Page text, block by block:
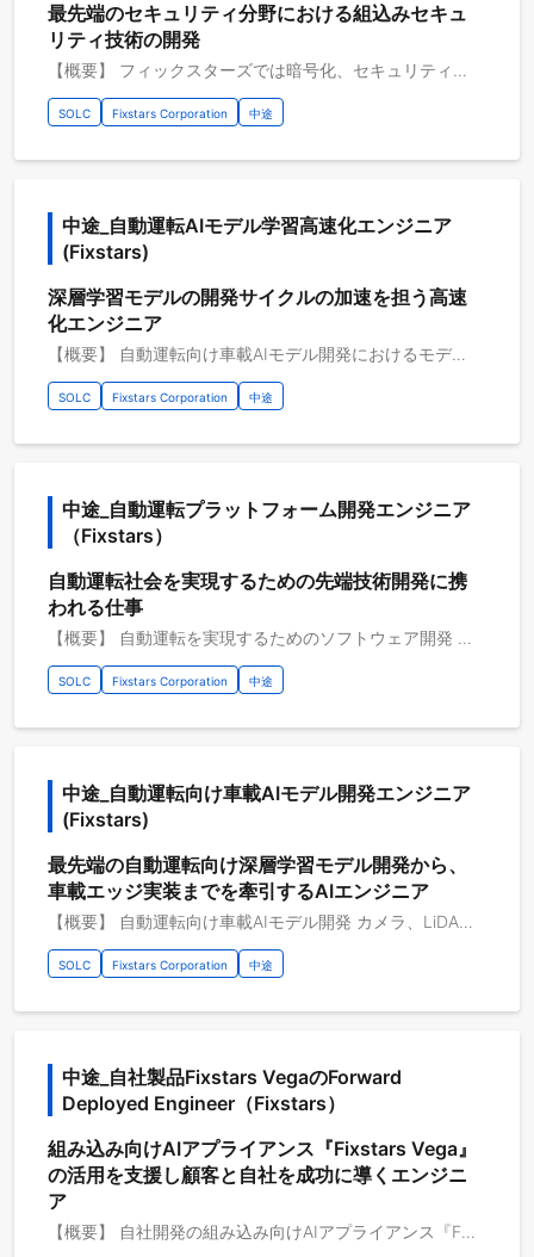
最先端のセキュリティ分野における組込みセキュ
リティ技術の開発
【概要】 フィックスターズでは暗号化、セキュリティプラットフォームの開発、高速化をしております。この新規アルゴリズム実装及びシステム開発を行っています。このプロジェクトを通じて最適なハードウェアアクセラレータの提案、開発を行っております。 【具体的な職務内容】 ・脅威モデリング、セキュリティ要件定義、POSIX準拠OS環境構築開発 ・TEE実装、評価 ・多層分離環境構築 ・カーネル実装、ドライバ、ファイルシステムの実装、高速化 【従事すべき業務の変更の範囲】 会社の定める業務全般 【開発環境】 開発環境：C・C++・Rust その他開発環境：Linux・UNIX・TEE・VM・QNX・AGL 開発支援ツール：Git・GitHub・GitLab 開発手法：アジャイル・スクラム・グローバルチーム（多国籍メンバー） 開発内容タイプ：B2B・ハードウェア制御・組込み・モビリティ関連（自動運転、交通関連）
SOLC Fixstars Corporation 中途
中途_自動運転AIモデル学習高速化エンジニア
(Fixstars)
深層学習モデルの開発サイクルの加速を担う高速
化エンジニア
【概要】 自動運転向け車載AIモデル開発におけるモデル学習の高速化 深層学習モデルの学習には、膨大な計算リソースと長時間を要します。 特に、GPUなどのハードウェアコストや学習完了までのリードタイムの増大が、開発上の主要な課題となっています。 本プロジェクトでは、GPUをはじめとするハードウェアの性能を引き出し、計算・メモリ・通信などの最適化を統合的に実施することで、 開発サイクルの高速化とインフラコストの削減を実現します。 【具体的な職務内容】 ・プロファイリングツール（Nsight Systems, PyTorch Profiler等）を用いたボトルネックの特定と改善方針の立案 ・AIモデル高速化の実装 ・CPU処理のGPU化 ・ボトルネックへのJITコンパイルの導入 ・GPU/CPUメモリ使用量の削減 ・ストレージアクセスの最適化 ・その他、学習パイプライン全体の最適化 【従事すべき業務の変更の範囲】 会社の定める業務全般 【プロジェクトのやりがい】 ・最先端AIへの挑戦：BEVやTransformerなど、自動運転・コンピュータビジョン領域の最先端技術をリアルタイムに扱える。 ・フルレイヤへの関与：モデル設計（上流）から、車載エッジへのデプロイ・MLOps（下流）まで一気通貫で開発に関われる。 ・充実した開発環境：大規模データの学習をストレスなく高速で回せる、豊富なGPUリソース（最先端GPUクラスタ）の使用が可能。 【開発環境】 開発環境：Linux, Windows 開発言語：Python, PyTorch, C++ 開発支援ツール：Git, GitLab, GitHub 開発手法：チケット駆動開発、アジャイル開発等
SOLC Fixstars Corporation 中途
中途_自動運転プラットフォーム開発エンジニア
（Fixstars）
自動運転社会を実現するための先端技術開発に携
われる仕事
【概要】 自動運転を実現するためのソフトウェア開発 フィックスターズでは、自動運転システムを開発するためのプラットフォーム開発に携わっています。 具体的には高性能GPU向けのディープニューラルネットワーク(DNN)モデルを車載用のDNNアクセラレータ向けに コンパイルするためのコンパイラの開発やコンパイル済みモデルの高速な実行Runtimeの開発、 アクセラレータの動作を実機と同様にシミュレーションする高速なシミュレータの開発など、 先端の開発プラットフォームにふれることができます。 【具体的な職務内容】 ・車載用のDNNアクセラレータ向けコンパイラのOpitimizer設計・実装作業 ・車載用のDNNアクセラレータ向けにコンパイルしたコンパイル済みモデルを高速で動作させるためのRuntime設計・実装作業 ・車載用のDNNアクセラレータとBitExactな結果を高速にシミュレーションするPC向けシミュレータ設計・実装作業 【従事すべき業務の変更の範囲】 会社の定める業務全般 【プロジェクトのやりがい】 ・最新DNNアクセラレータ向けのSoC設計・開発プラットフォームのソフトウェアスタックの設計・実装に深く関わることができる ・最新DNNアクセラレータ向けた量子化・プルーニング等のDNN最適化技術の設計・実装に携わることができる ・自身の技術を発揮して、自動運転の製品化実現に携わることができる ・自動運転車に採用される最新半導体アーキテクチャにいち早く、かつ深くまで接することができる ・ソフトウェア設計/開発/高速化・ハードウェア設計/開発・深層学習等の各技術のスペシャリスト達と技術を共有することで、スキルアップできる 【開発環境】 開発環境：C・C++・Python3 その他開発環境：Linux, Windows 開発支援ツール：Git・GitLab 開発手法：プロジェクトごとに選択・チケット駆動開発 開発内容タイプ：B2B・画像処理・機械学習・AI・モビリティ関連（自動運転、交通関連）・組み込み クラウドプラットフォーム：Amazon Web Service インフラ管理：Docker AI：TensorFlow・PyTorch・ONNXRuntime・ONNX
SOLC Fixstars Corporation 中途
中途_自動運転向け車載AIモデル開発エンジニア
(Fixstars)
最先端の自動運転向け深層学習モデル開発から、
車載エッジ実装までを牽引するAIエンジニア
【概要】 自動運転向け車載AIモデル開発 カメラ、LiDAR、レーダーなどから得られるマルチモーダルなセンサー情報を統合し、 周辺環境の3次元認識、他車の行動予測、自車の経路計画までをリアルタイムに行う最先端のAIモデルの開発を行っています。 現在は、次世代車載SoCへの実装を見据えた次世代モデル（BEV(Bird's Eye View)、Transformer、End-to-Endモデルなど）の開発を強化しています。 限られたリソース内で認識・予測精度を最大化するため、学習アルゴリズムの改良と、実機（エッジ）制約を考慮した量子化・最適化プロセスをシームレスにつなぐチームの体制構築を進めています。 【具体的な職務内容】 ・自動運転向け深層学習モデル（認識・予測・計画など）の設計・開発・学習 最新の論文（CVPR、ICCV、NeurIPS等）ベースのアルゴリズム調査、プロトタイプ実装、評価 マルチモーダル（カメラ・LiDAR等）なデータを用いた大規模モデルの学習およびアーキテクチャ最適化 ・車載エッジ実用化に向けた精度改善・モデル軽量化 知識蒸留（Knowledge Distillation）やネットワーク剪定（Pruning）を用いた、精度を維持した状態でのモデル軽量化 誤認識パターンやエッジケース（夜間、悪天候、稀な障害物など）のデータ分析と、それに基づく学習方法の改良・精度向上 ・車載SoCをターゲットとした量子化（Quantization）技術の適用と評価 学習フレームワーク（PyTorch等）から車載向け推論環境（TensorRT等）への最適なモデルエクスポート・変換手法の確立 ・MLOpsパイプラインの構築・改善 データ管理、学習、評価、量子化、デプロイまでを一気通貫で行うCI/CD・CT（継続的学習）パイプラインの設計・運用 開発チーム全体が効率的に精度改善のサイクルを回せるような、共通ライブラリやツールの整備・提供 【従事すべき業務の変更の範囲】 会社の定める業務全般 【プロジェクトのやりがい】 ・最先端AIへの挑戦：BEVやTransformerなど、自動運転・コンピュータビジョン領域の最先端技術にリアルタイムで触れることができる。 ・フルレイヤへの関与：モデル設計（上流）から、車載エッジへのデプロイ・MLOps（下流）まで一気通貫で開発に携われる。 ・充実した開発環境：大規模データの学習をストレスなく高速で回せる、豊富なGPUリソース（最先端GPUクラスタ）を利用可能。 【開発環境】 開発環境：Linux, Windows 開発言語：Python, PyTorch, C++ 開発支援ツール：Git, GitLab, GitHub 開発手法：チケット駆動開発、アジャイル開発等
SOLC Fixstars Corporation 中途
中途_自社製品Fixstars VegaのForward
Deployed Engineer（Fixstars）
組み込み向けAIアプライアンス『Fixstars Vega』
の活用を支援し顧客と自社を成功に導くエンジニ
ア
【概要】 自社開発の組み込み向けAIアプライアンス『Fixstars Vega』のForward Deployed Engineerとして、 製品の導入・活用支援・開発チームへのフィードバック・営業支援を通し、顧客のLTV最大化を狙います。 顧客の開発環境や課題を理解し、Fixstars Vega環境の構築や活用方法の提案を通じて、顧客の開発生産性向上を能動的にリードするポジションです。 生成AIやAI Coding Agentの普及により、ソフトウェア開発の生産性向上が期待される一方、組み込み開発では、ソースコードや設計情報の機密性、既存資産との連携、生成コードの品質や性能が課題となります。 「Fixstars Vega」は、セキュアな環境で生成AIを活用し、組み込みソフトウェア開発の効率化を支援する自社製品です。 本ポジションは、顧客の開発現場に入り込み、Vegaの導入、技術検証、活用定着を支援します。同時に、顧客のニーズを製品開発チームへフィードバックし、Vegaの機能強化と事業成長を牽引します。 【具体的な職務内容】 ・顧客へのFixstars Vegaの導入・活用支援 ・顧客の開発環境や業務プロセス、セキュリティ要件の整理 ・AI Coding Agentを活用した技術検証、デモ、プロトタイプの開発 ・顧客課題に基づく製品仕様や機能改善へのフィードバック ・顧客向けのトレーニング、運用設計、組織への活用定着支援 ・営業と連携した技術提案、デモ、活用事例の作成 【従事すべき業務の変更の範囲】 会社の定める業務全般